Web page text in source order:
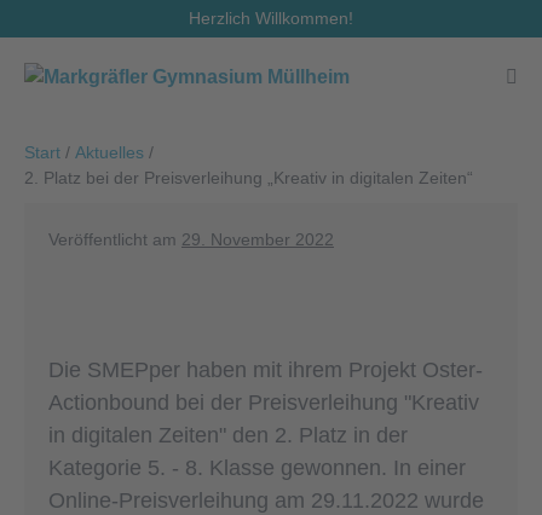
Inhalt
springen
Herzlich Willkommen!
Start / Aktuelles /
2. Platz bei der Preisverleihung „Kreativ in digitalen Zeiten“
Veröffentlicht am 29. November 2022
Die SMEPper haben mit ihrem Projekt Oster-
Actionbound bei der Preisverleihung "Kreativ
in digitalen Zeiten" den 2. Platz in der
Kategorie 5. - 8. Klasse gewonnen. In einer
Online-Preisverleihung am 29.11.2022 wurde